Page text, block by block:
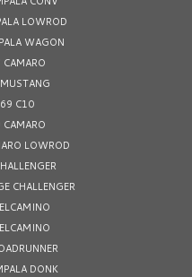
LOWROD
WAGON
C10
LOWROD
CHALLENGER
DONK